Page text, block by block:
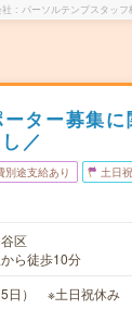
パーソルテンプスタッフ
ター募集
／
別途支給あり 土日
区
ら徒歩10分
5日） ※土日祝休み